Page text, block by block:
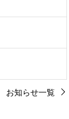
お知らせ一覧